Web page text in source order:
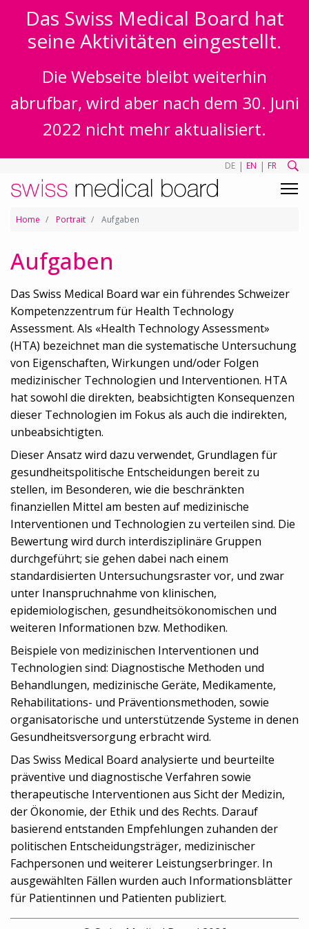
Das Swiss Medical Board hat
seine Aktivitäten eingestellt.
Die Webseite bleibt weiterhin
abrufbar, wird aber nach dem 30. Juni
2022 nicht mehr aktualisiert.
DE | EN | FR
Home Portrait Aufgaben
Aufgaben
Das Swiss Medical Board war ein führendes Schweizer
Kompetenzzentrum für Health Technology
Assessment. Als «Health Technology Assessment»
(HTA) bezeichnet man die systematische Untersuchung
von Eigenschaften, Wirkungen und/oder Folgen
medizinischer Technologien und Interventionen. HTA
hat sowohl die direkten, beabsichtigten Konsequenzen
dieser Technologien im Fokus als auch die indirekten,
unbeabsichtigten.
Dieser Ansatz wird dazu verwendet, Grundlagen für
gesundheitspolitische Entscheidungen bereit zu
stellen, im Besonderen, wie die beschränkten
finanziellen Mittel am besten auf medizinische
Interventionen und Technologien zu verteilen sind. Die
Bewertung wird durch interdisziplinäre Gruppen
durchgeführt; sie gehen dabei nach einem
standardisierten Untersuchungsraster vor, und zwar
unter Inanspruchnahme von klinischen,
epidemiologischen, gesundheitsökonomischen und
weiteren Informationen bzw. Methodiken.
Beispiele von medizinischen Interventionen und
Technologien sind: Diagnostische Methoden und
Behandlungen, medizinische Geräte, Medikamente,
Rehabilitations- und Präventionsmethoden, sowie
organisatorische und unterstützende Systeme in denen
Gesundheitsversorgung erbracht wird.
Das Swiss Medical Board analysierte und beurteilte
präventive und diagnostische Verfahren sowie
therapeutische Interventionen aus Sicht der Medizin,
der Ökonomie, der Ethik und des Rechts. Darauf
basierend entstanden Empfehlungen zuhanden der
politischen Entscheidungsträger, medizinischer
Fachpersonen und weiterer Leistungserbringer. In
ausgewählten Fällen wurden auch Informationsblätter
für Patientinnen und Patienten publiziert.